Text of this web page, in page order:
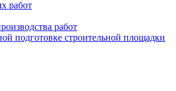
работ
работ
подготовке строительной площадки